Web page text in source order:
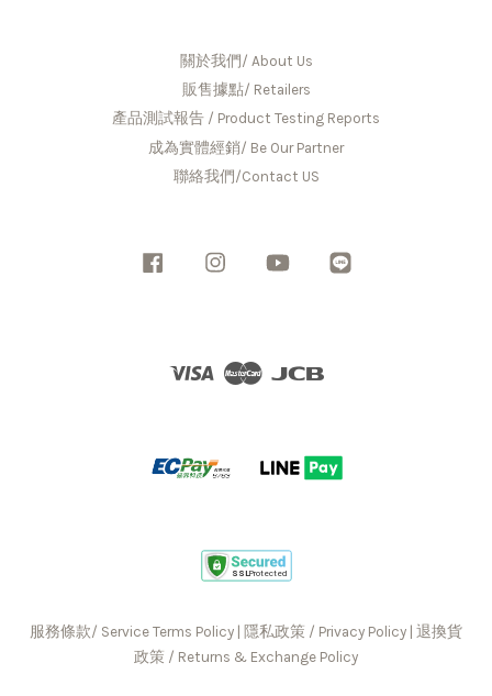
關於我們/ About Us
販售據點/ Retailers
產品測試報告 / Product Testing Reports
成為實體經銷/ Be Our Partner
聯絡我們/Contact US
Facebook Instagram YouTube
Visa Master
服務條款/ Service Terms Policy 隱私政策 / Privacy Policy 退換貨
政策 / Returns & Exchange Policy